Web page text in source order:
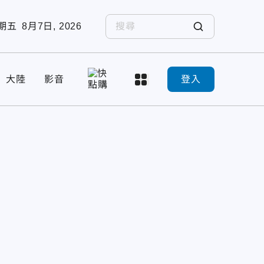
五 8月7日, 2026
大陸 影音 登入